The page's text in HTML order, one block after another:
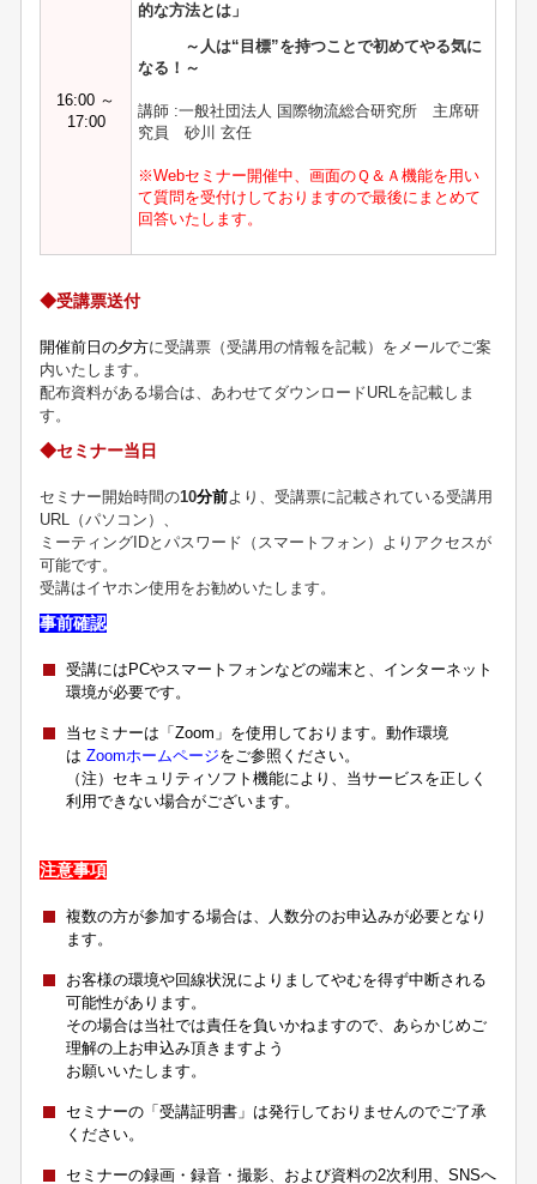
16:00 ～
17:00
的な方法とは 」
～人は“目標”を持つことで初めてやる気に
なる！～
講師 :一般社団法人 国際物流総合研究所 主席研
究員 砂川 玄任
※Webセミナー開催中、画面のＱ＆Ａ機能を用い
て質問を受付けしておりますので最後にまとめて
回答いたします。
◆受講票送付
開催前日の夕方に受講票（受講用の情報を記載）をメールでご案
内いたします。
配布資料がある場合は、あわせてダウンロードURLを記載しま
す。
◆セミナー当日
セミナー開始時間の10分前より、受講票に記載されている受講用
URL（パソコン）、
ミーティングIDとパスワード（スマートフォン）よりアクセスが
可能です。
受講はイヤホン使用をお勧めいたします。
事前確認
受講にはPCやスマートフォンなどの端末と、インターネット
環境が必要です。
当セミナーは「Zoom」を使用しております。動作環境
はZoomホームページをご参照ください。
（注）セキュリティソフト機能により、当サービスを正しく
利用できない場合がございます。
注意事項
複数の方が参加する場合は、人数分のお申込みが必要となり
ます。
お客様の環境や回線状況によりましてやむを得ず中断される
可能性があります。
その場合は当社では責任を負いかねますので、あらかじめご
理解の上お申込み頂きますよう
お願いいたします。
セミナーの「受講証明書」は発行しておりませんのでご了承
ください。
セミナーの録画・録音・撮影、および資料の2次利用、SNSへ